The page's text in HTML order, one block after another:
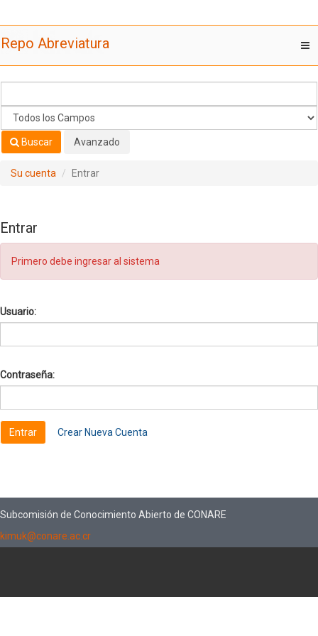
Repo Abreviatura
Buscar Avanzado
Su cuenta Entrar
Entrar
Primero debe ingresar al sistema
Usuario:
Contraseña:
Crear Nueva Cuenta
Subcomisión de Conocimiento Abierto de CONARE
kimuk@conare.ac.cr